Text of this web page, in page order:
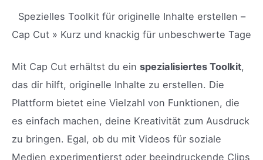
Spezielles Toolkit für originelle Inhalte erstellen –
Cap Cut » Kurz und knackig für unbeschwerte Tage
Mit Cap Cut erhältst du ein spezialisiertes Toolkit,
das dir hilft, originelle Inhalte zu erstellen. Die
Plattform bietet eine Vielzahl von Funktionen, die
es einfach machen, deine Kreativität zum Ausdruck
zu bringen. Egal, ob du mit Videos für soziale
Medien experimentierst oder beeindruckende Clips